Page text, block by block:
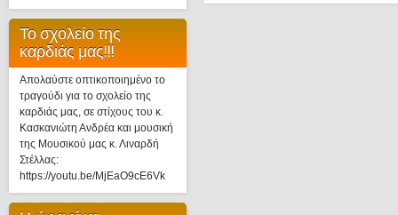
Το σχολείο της
καρδιάς μας!!!
Απολαύστε οπτικοποιημένο το
τραγούδι για το σχολείο της
καρδιάς μας, σε στίχους του κ.
Κασκανιώτη Ανδρέα και μουσική
της Μουσικού μας κ. Λιναρδή
Στέλλας:
https://youtu.be/MjEaO9cE6Vk